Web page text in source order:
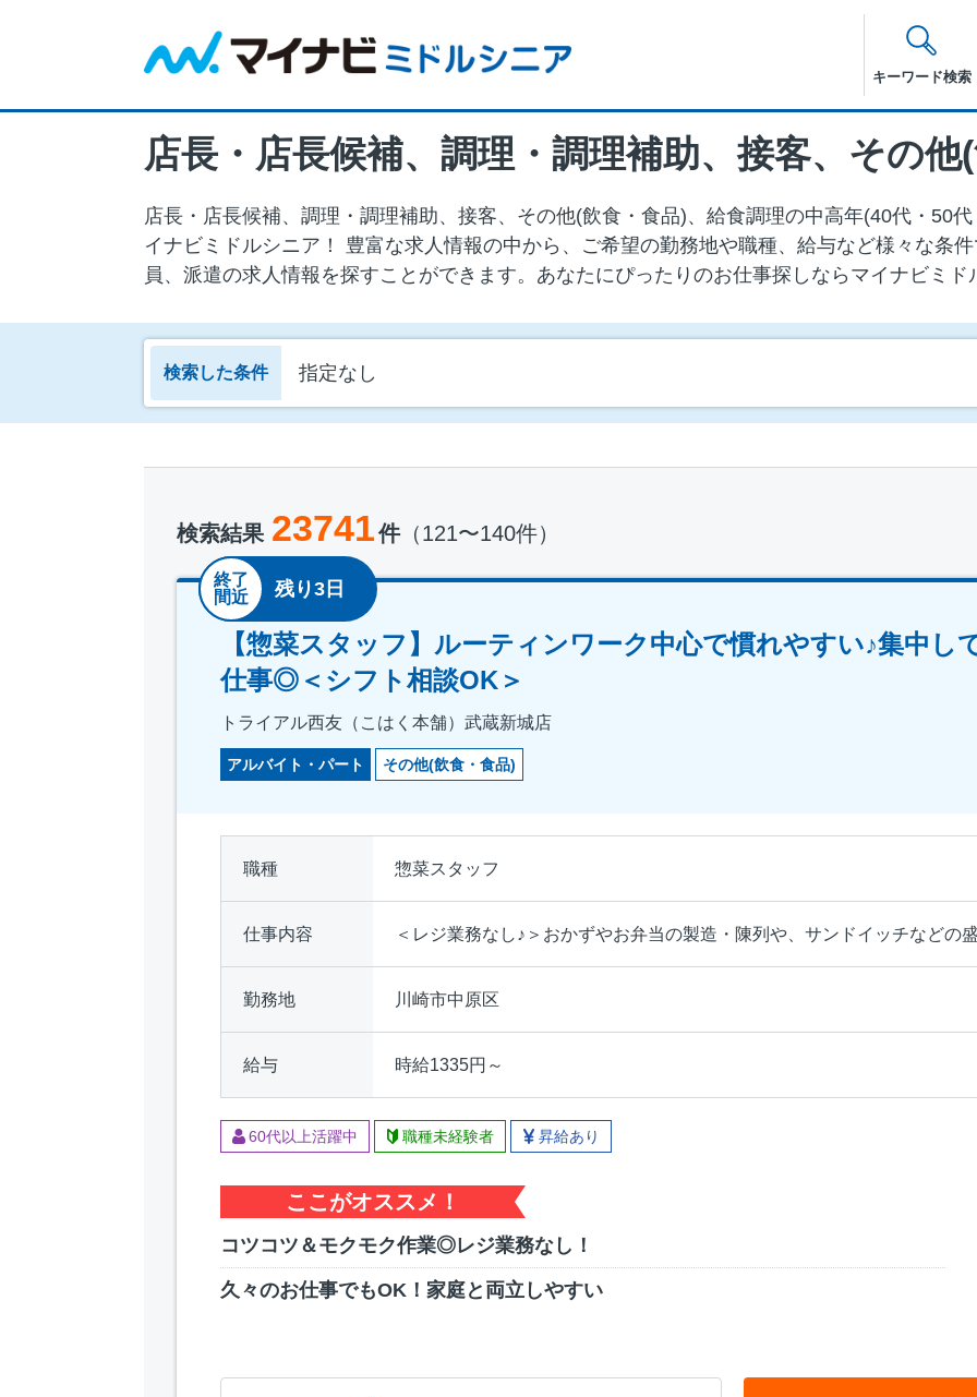
キーワード検索
店長・店長候補、調理・調理補助、接客、その他(飲食・食品)、給食調理の中⾼年(40代・50
イナビミドルシニア！ 豊富な求人情報の中から、ご希望の勤務地や職種、給与など様々な条
員、派遣の求人情報を探すことができます。あなたにぴったりのお仕事探しならマイナビミ
検索した条件 指定なし
検索結果 23741件（121〜140件）
終了
間近
残り3日
【惣菜スタッフ】ルーティンワーク中心で慣れやすい♪集中し
仕事◎＜シフト相談OK＞
トライアル西友（こはく本舗）武蔵新城店
アルバイト・パート その他(飲食・食品)
職種 惣菜スタッフ
仕事内容 ＜レジ業務なし♪＞おかずやお弁当の製造・陳列や、サンドイッチなどの
勤務地 川崎市中原区
給与 時給1335円～
60代以上活躍中 職種未経験者 昇給あり
ここがオススメ！
コツコツ＆モクモク作業◎レジ業務なし！
久々のお仕事でもOK！家庭と両立しやすい